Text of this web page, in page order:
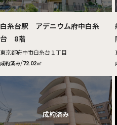
白糸台駅 アデニウム府中白糸
台 8階
東京都府中市白糸台１丁目
成約済み/72.02㎡